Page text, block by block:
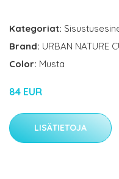
Kategoriat:
Brand: URBAN NATURE
Color: Musta
84 EUR
LISÄTIETOJA